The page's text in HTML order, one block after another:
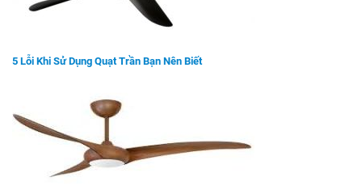
5 Lỗi Khi Sử Dụng Quạt Trần Bạn Nên Biết